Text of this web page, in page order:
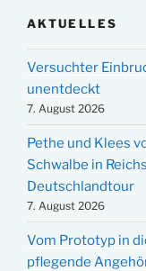
AKTUELLES
Versuchter
unentdeckt
7. August 2026
Pethe und Klees
Schwalbe in
Deutschlandtour
7. August 2026
Vom Prototyp in
pflegende